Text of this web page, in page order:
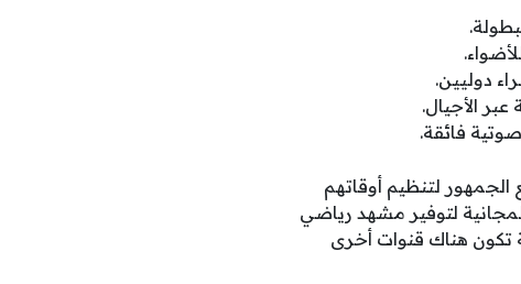
دوليين.
الأجيال.
فائقة.
عن تردد قناة أون سبورت لمتابعة الدوري المصري 2025 يتطلع الجمهور لتنظيم أوقاتهم
لتوفير مشهد رياضي
تكون هناك قنوات أخرى